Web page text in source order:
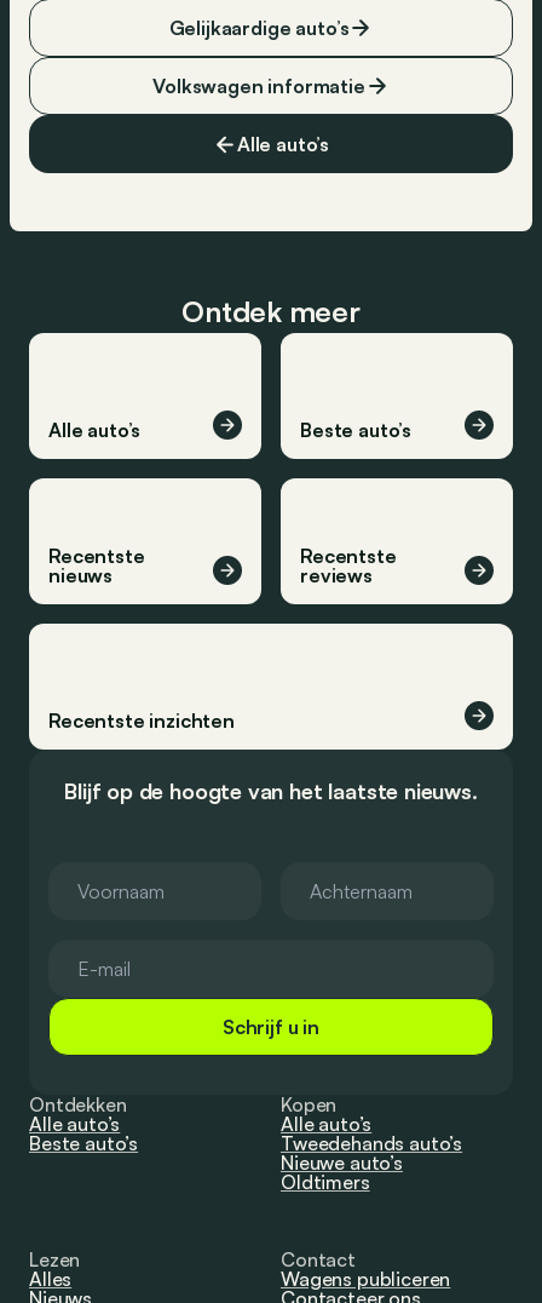
Alle auto’s
Volkswagen informatie
Gelijkaardige auto’s
Ontdek meer
Alle auto’s Beste auto’s
Recentste
nieuws
Recentste
reviews
Recentste inzichten
Blijf op de hoogte van het laatste nieuws.
Schrijf u in
Ontdekken
Alle auto’s
Beste auto’s
Kopen
Alle auto’s
Tweedehands auto’s
Nieuwe auto’s
Oldtimers
Lezen
Alles
Nieuws
Contact
Wagens publiceren
Contacteer ons